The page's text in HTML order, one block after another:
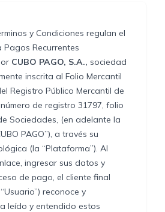
y Condiciones regulan el
Pagos Recurrentes
CUBO PAGO, S.A., sociedad
inscrita al Folio Mercantil
Registro Público Mercantil de
de registro 31797, folio
Sociedades, (en adelante la
PAGO”), a través su
(la “Plataforma”). Al
ingresar sus datos y
de pago, el cliente final
reconoce y
leído y entendido estos